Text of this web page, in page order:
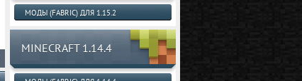
МОДЫ (FABRIC) ДЛЯ 1.15.2
MINECRAFT 1.14.4